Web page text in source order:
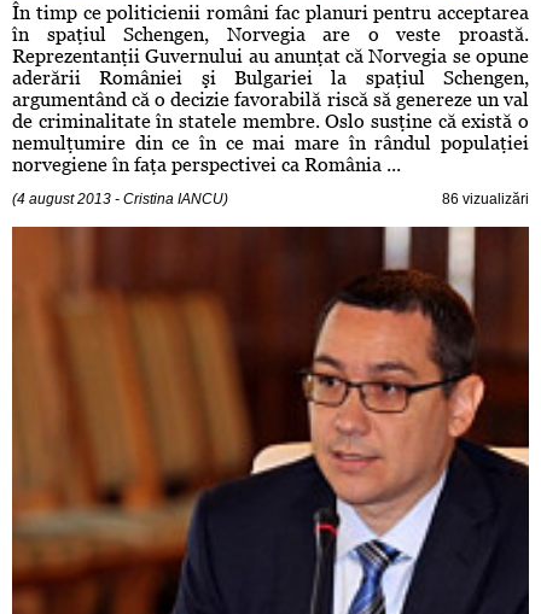
În timp ce politicienii români fac planuri pentru acceptarea
în spaţiul Schengen, Norvegia are o veste proastă.
Reprezentanţii Guvernului au anunţat că Norvegia se opune
aderării României şi Bulgariei la spaţiul Schengen,
argumentând că o decizie favorabilă riscă să genereze un val
de criminalitate în statele membre. Oslo susţine că există o
nemulţumire din ce în ce mai mare în rândul populaţiei
norvegiene în faţa perspectivei ca România ...
(4 august 2013 - Cristina IANCU) 86 vizualizări